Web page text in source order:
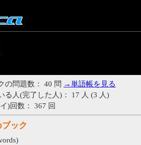
の問題数： 40 問 →単語帳を見る
る人(完了した人)： 17 人 (3 人)
)回数： 367 回
ック